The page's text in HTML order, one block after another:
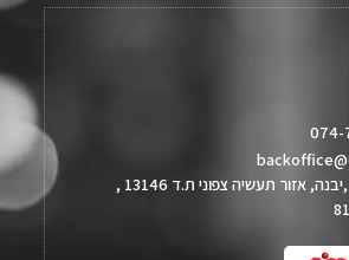
074-
נחל שניר 8 ,יבנה, אזור תעשיה צפוני ת.ד 13146 ,